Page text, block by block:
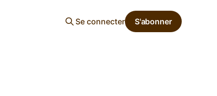
Se connecter S'abonner